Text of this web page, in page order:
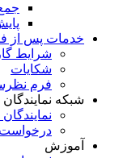
خدمات پس از
شرایط
شکایات
فرم
شبکه
آموزش